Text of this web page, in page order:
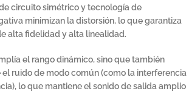
circuito simétrico y tecnología de
minimizan la distorsión, lo que garantiza
alta fidelidad y alta linealidad.
el rango dinámico, sino que también
ruido de modo común (como la interferencia
lo que mantiene el sonido de salida amplio